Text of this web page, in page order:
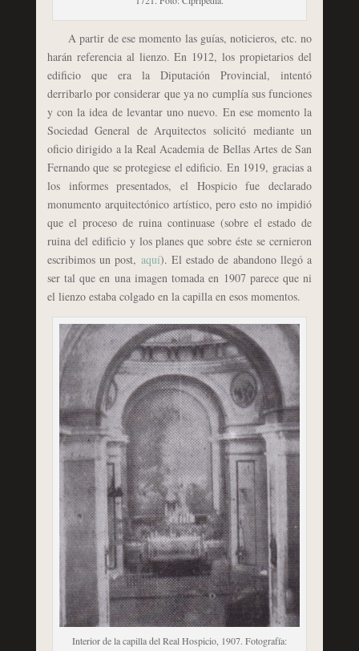
A partir de ese momento las guías, noticieros, etc. no
harán referencia al lienzo. En 1912, los propietarios del
edificio que era la Diputación Provincial, intentó
derribarlo por considerar que ya no cumplía sus funciones
y con la idea de levantar uno nuevo. En ese momento la
Sociedad General de Arquitectos solicitó mediante un
oficio dirigido a la Real Academia de Bellas Artes de San
Fernando que se protegiese el edificio. En 1919, gracias a
los informes presentados, el Hospicio fue declarado
monumento arquitectónico artístico, pero esto no impidió
que el proceso de ruina continuase (sobre el estado de
ruina del edificio y los planes que sobre éste se cernieron
escribimos un post, aquí). El estado de abandono llegó a
ser tal que en una imagen tomada en 1907 parece que ni
el lienzo estaba colgado en la capilla en esos momentos.
Interior de la capilla del Real Hospicio, 1907. Fotografía: